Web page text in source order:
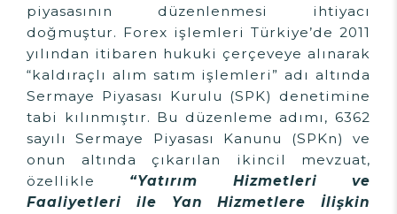
piyasasının düzenlenmesi ihtiyacı
doğmuştur. Forex işlemleri Türkiye’de 2011
yılından itibaren hukuki çerçeveye alınarak
“kaldıraçlı alım satım işlemleri” adı altında
Sermaye Piyasası Kurulu (SPK) denetimine
tabi kılınmıştır. Bu düzenleme adımı, 6362
sayılı Sermaye Piyasası Kanunu (SPKn) ve
onun altında çıkarılan ikincil mevzuat,
özellikle “Yatırım Hizmetleri ve
Faaliyetleri ile Yan Hizmetlere İlişkin